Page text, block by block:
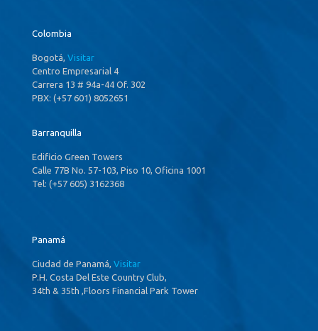
Colombia
Bogotá, Visitar
Centro Empresarial 4
Carrera 13 # 94a-44 Of. 302
PBX: (+57 601) 8052651
Barranquilla
Edificio Green Towers
Calle 77B No. 57-103, Piso 10, Oficina 1001
Tel: (+57 605) 3162368
Panamá
Ciudad de Panamá, Visitar
P.H. Costa Del Este Country Club,
34th & 35th ,Floors Financial Park Tower